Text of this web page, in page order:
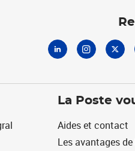
La Poste
Aides et contact
Les avantages